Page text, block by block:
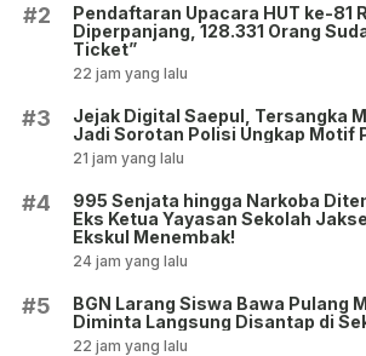
#2
Pendaftaran Upacara HUT ke-81
Diperpanjang, 128.331 Orang
Ticket”
22 jam yang lalu
#3
Jejak Digital Saepul, Tersangka
Jadi Sorotan Polisi Ungkap Motif
21 jam yang lalu
#4
995 Senjata hingga Narkoba
Eks Ketua Yayasan Sekolah
Ekskul Menembak!
24 jam yang lalu
#5
BGN Larang Siswa Bawa Pulang
Diminta Langsung Disantap di
22 jam yang lalu